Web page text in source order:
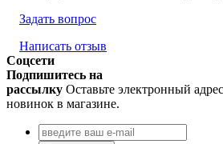
Задать вопрос
Написать отзыв
Соцсети
Подпишитесь на
рассылку Оставьте электронный
новинок в магазине.